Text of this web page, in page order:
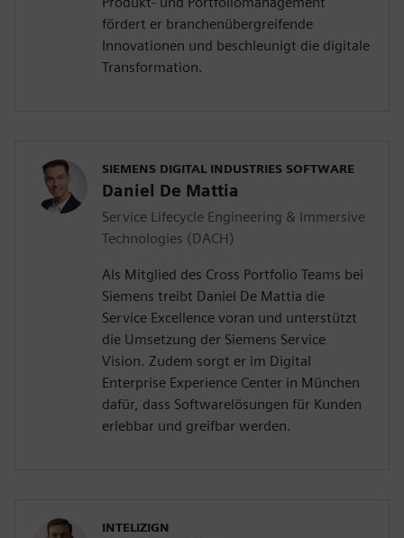
fördert er branchenübergreifende
Innovationen und beschleunigt die digitale
Transformation.
SIEMENS DIGITAL INDUSTRIES SOFTWARE
Daniel De Mattia
Service Lifecycle Engineering & Immersive
Technologies (DACH)
Als Mitglied des Cross Portfolio Teams bei
Siemens treibt Daniel De Mattia die
Service Excellence voran und unterstützt
die Umsetzung der Siemens Service
Vision. Zudem sorgt er im Digital
Enterprise Experience Center in München
dafür, dass Softwarelösungen für Kunden
erlebbar und greifbar werden.
INTELIZIGN